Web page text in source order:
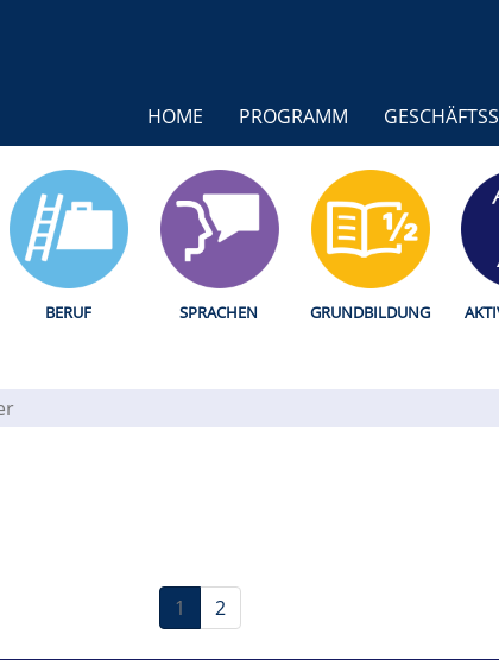
HOME PROGRAMM
BERUF SPRACHEN GRUNDBILDUNG
1 2